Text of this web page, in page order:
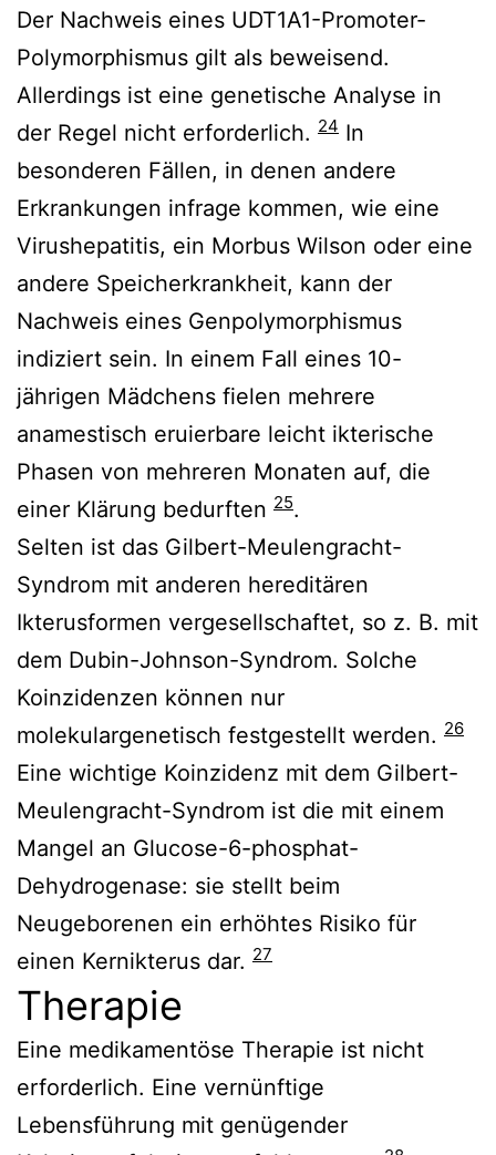
Der Nachweis eines UDT1A1-Promoter-
Polymorphismus gilt als beweisend.
Allerdings ist eine genetische Analyse in
der Regel nicht erforderlich. 24 In
besonderen Fällen, in denen andere
Erkrankungen infrage kommen, wie eine
Virushepatitis, ein Morbus Wilson oder eine
andere Speicherkrankheit, kann der
Nachweis eines Genpolymorphismus
indiziert sein. In einem Fall eines 10-
jährigen Mädchens fielen mehrere
anamestisch eruierbare leicht ikterische
Phasen von mehreren Monaten auf, die
einer Klärung bedurften 25.
Selten ist das Gilbert-Meulengracht-
Syndrom mit anderen hereditären
Ikterusformen vergesellschaftet, so z. B. mit
dem Dubin-Johnson-Syndrom. Solche
Koinzidenzen können nur
molekulargenetisch festgestellt werden. 26
Eine wichtige Koinzidenz mit dem Gilbert-
Meulengracht-Syndrom ist die mit einem
Mangel an Glucose-6-phosphat-
Dehydrogenase: sie stellt beim
Neugeborenen ein erhöhtes Risiko für
einen Kernikterus dar. 27
Therapie
Eine medikamentöse Therapie ist nicht
erforderlich. Eine vernünftige
Lebensführung mit genügender